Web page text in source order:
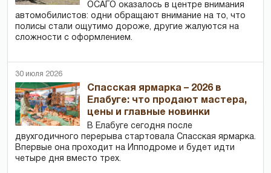
ОСАГО оказалось в центре внимания
автомобилистов: одни обращают внимание на то, что
полисы стали ощутимо дороже, другие жалуются на
сложности с оформлением.
30 июля 2026
Спасская ярмарка – 2026 в
Елабуге: что продают мастера,
цены и главные новинки
В Елабуге сегодня после
двухгодичного перерыва стартовала Спасская ярмарка.
Впервые она проходит на Ипподроме и будет идти
четыре дня вместо трех.